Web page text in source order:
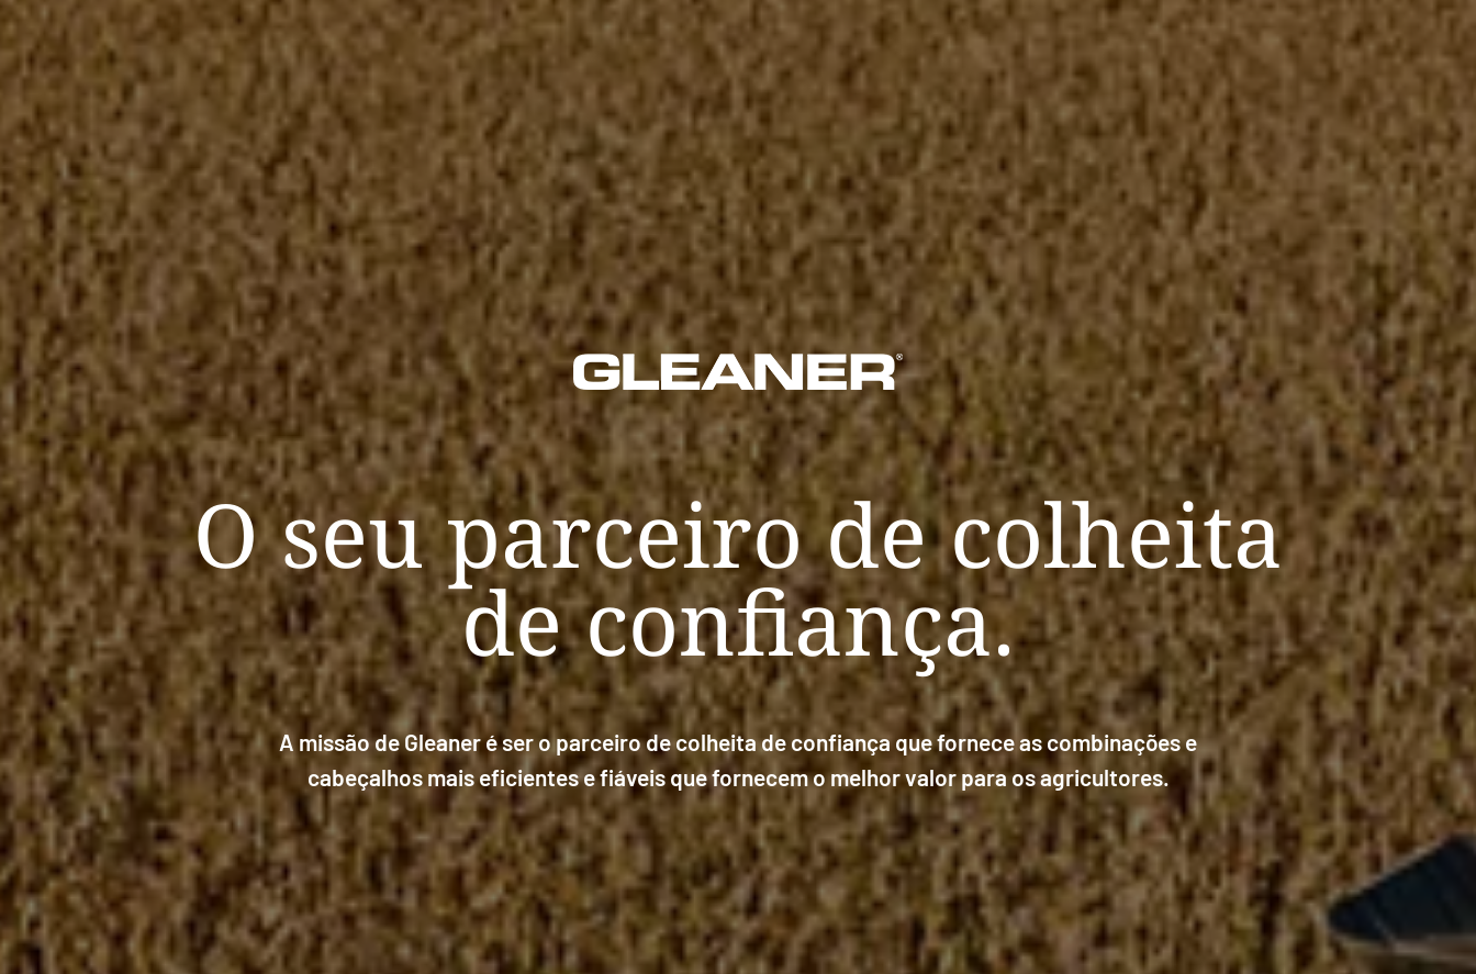
O seu parceiro de colheita
de confiança.
A missão de Gleaner é ser o parceiro de colheita de confiança que fornece as combinações e
cabeçalhos mais eficientes e fiáveis que fornecem o melhor valor para os agricultores.